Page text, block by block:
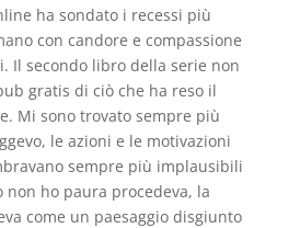
ha sondato i recessi più
con candore e compassione
Il secondo libro della serie non
gratis di ciò che ha reso il
Mi sono trovato sempre più
le azioni e le motivazioni
sempre più implausibili
non ho paura procedeva, la
come un paesaggio disgiunto